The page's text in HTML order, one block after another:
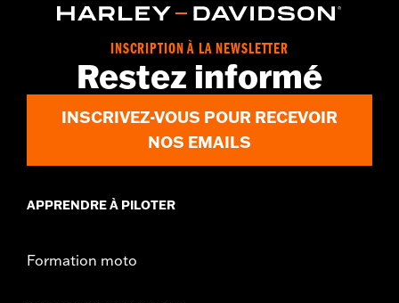
Origine:Importé
Dimension Description:HAUTEUR DE TIGE : 5.25” / HAUTEUR
DE TALON 1”
INSCRIPTION À LA NEWSLETTER
Restez informé
INSCRIVEZ-VOUS POUR RECEVOIR
NOS EMAILS
APPRENDRE À PILOTER
Formation moto